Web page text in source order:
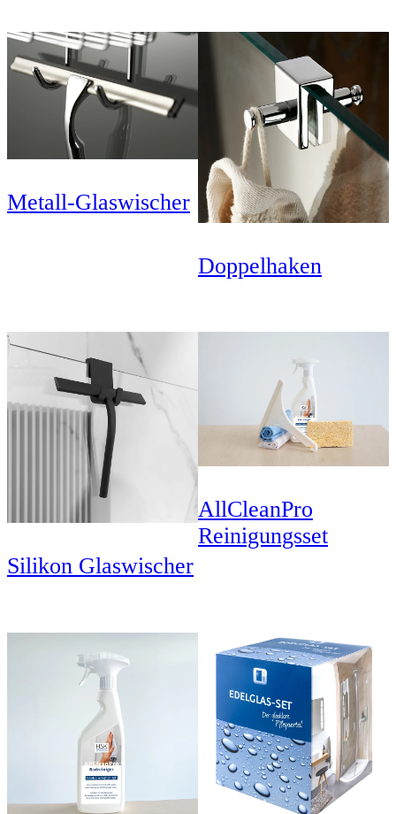
Metall-Glaswischer
Doppelhaken
Silikon Glaswischer
AllCleanPro
Reinigungsset